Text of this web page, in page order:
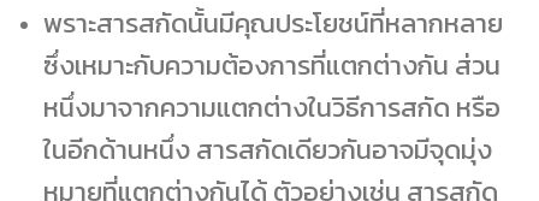
พราะสารสกัดนั้นมีคุณประโยชน์ที่หลากหลาย
ซึ่งเหมาะกับความต้องการที่แตกต่างกัน ส่วน
หนึ่งมาจากความแตกต่างในวิธีการสกัด หรือ
ในอีกด้านหนึ่ง สารสกัดเดียวกันอาจมีจุดมุ่ง
หมายที่แตกต่างกันได้ ตัวอย่างเช่น สารสกัด